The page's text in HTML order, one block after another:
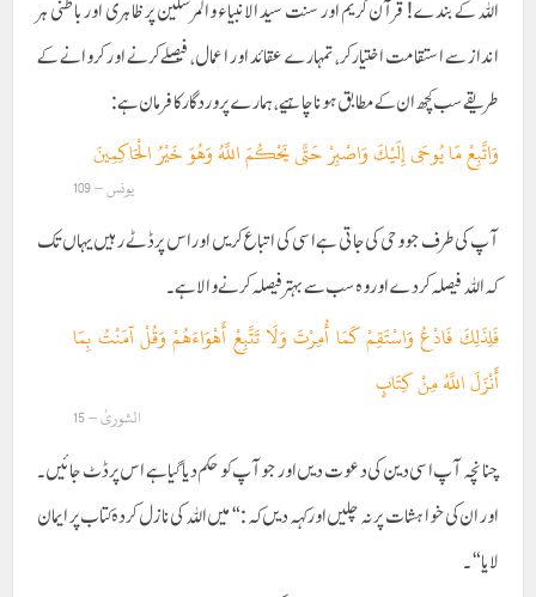
اللہ کے بندے! قرآن کریم اور سنت سید الانبیاء والمرسلین پر ظاہری اور باطنی ہر
انداز سے استقامت اختیار کر، تمہارے عقائد اور اعمال، فیصلے کرنے اور کروانے کے
طریقے سب کچھ ان کے مطابق ہونا چاہیے، ہمارے پروردگار کا فرمان ہے:
وَاتَّبِعْ مَا يُوحَى إِلَيْكَ وَاصْبِرْ حَتَّى يَحْكُمَ اللَّهُ وَهُوَ خَيْرُ الْحَاكِمِينَ
یونس – 109
آپ کی طرف جو وحی کی جاتی ہے اسی کی اتباع کریں اور اس پر ڈٹے رہیں یہاں تک
کہ اللہ فیصلہ کر دے اور وہ سب سے بہتر فیصلہ کرنے والا ہے ۔
فَلِذَلِكَ فَادْعُ وَاسْتَقِمْ كَمَا أُمِرْتَ وَلَا تَتَّبِعْ أَهْوَاءَهُمْ وَقُلْ آمَنْتُ بِمَا
أَنْزَلَ اللَّهُ مِنْ كِتَابٍ
الشوریٰ – 15
چنانچہ آپ اسی دین کی دعوت دیں اور جو آپ کو حکم دیا گیا ہے اس پر ڈٹ جائیں۔
اور ان کی خواہشات پر نہ چلیں اور کہہ دیں کہ : “میں اللہ کی نازل کردہ کتاب پر ایمان
لایا “۔